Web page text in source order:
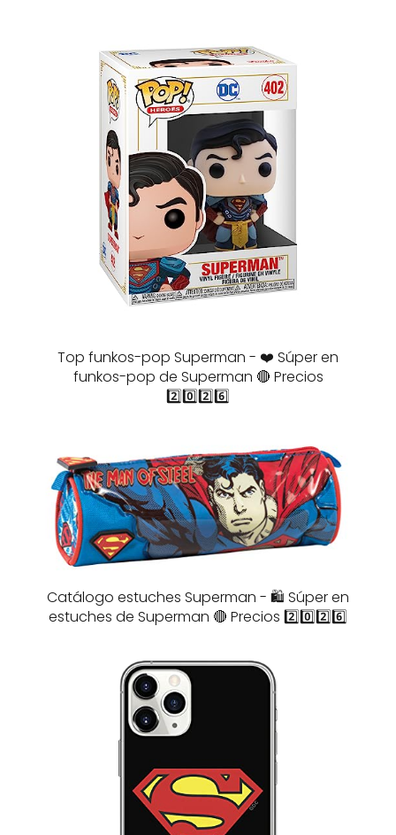
Top funkos-pop Superman - ❤️ Súper en
funkos-pop de Superman 🔴 Precios
2️⃣0️⃣2️⃣6️⃣
Catálogo estuches Superman - 🛍️ Súper en
estuches de Superman 🔴 Precios 2️⃣0️⃣2️⃣6️⃣